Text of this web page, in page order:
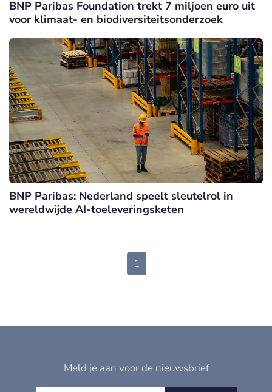
BNP Paribas Foundation trekt 7 miljoen euro uit
voor klimaat- en biodiversiteitsonderzoek
BNP Paribas: Nederland speelt sleutelrol in
wereldwijde AI-toeleveringsketen
1
Meld je aan voor de nieuwsbrief